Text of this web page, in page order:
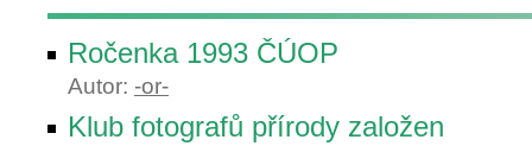
Ročenka 1993 ČÚOP
Autor: -or-
Klub fotografů přírody založen